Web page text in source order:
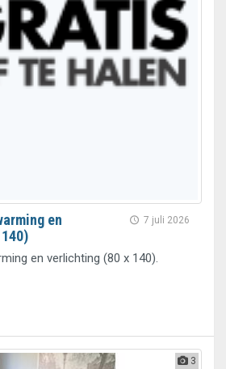
7 juli 2026
en
en verlichting (80 x 140).
3